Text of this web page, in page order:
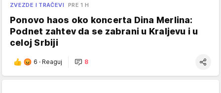
ZVEZDE I TRAČEVI PRE 1 H
Ponovo haos oko koncerta Dina Merlina:
Podnet zahtev da se zabrani u Kraljevu i u
celoj Srbiji
6 · Reaguj 8